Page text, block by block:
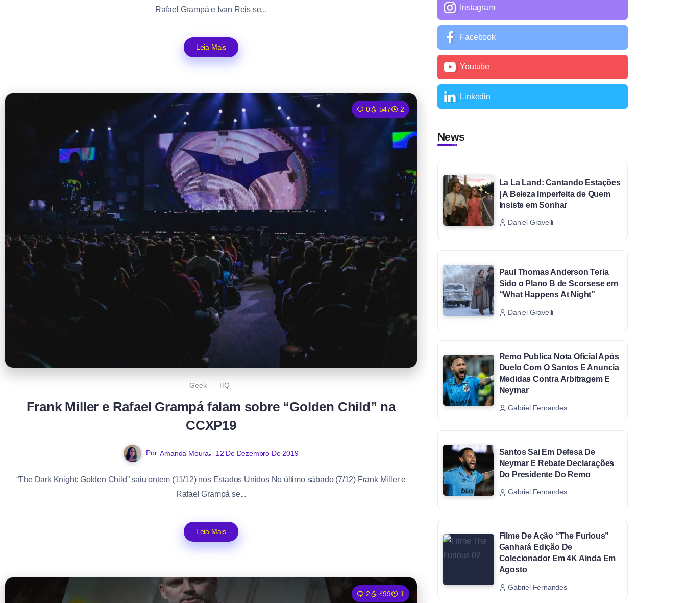
Rafael Grampá e Ivan Reis se...
Leia Mais
0 547 2
Geek HQ
Frank Miller e Rafael Grampá falam sobre “Golden Child” na
CCXP19
Por Amanda Moura 12 De Dezembro De 2019
“The Dark Knight: Golden Child” saiu ontem (11/12) nos Estados Unidos No último sábado (7/12) Frank Miller e
Rafael Grampá se...
Leia Mais
2 499 1
Instagram
Facebook
Youtube
Linkedin
News
La La Land: Cantando Estações
| A Beleza Imperfeita de Quem
Insiste em Sonhar
Daniel Gravelli
Paul Thomas Anderson Teria
Sido o Plano B de Scorsese em
“What Happens At Night”
Daniel Gravelli
Remo Publica Nota Oficial Após
Duelo Com O Santos E Anuncia
Medidas Contra Arbitragem E
Neymar
Gabriel Fernandes
Santos Sai Em Defesa De
Neymar E Rebate Declarações
Do Presidente Do Remo
Gabriel Fernandes
Filme De Ação “The Furious”
Ganhará Edição De
Colecionador Em 4K Ainda Em
Agosto
Gabriel Fernandes